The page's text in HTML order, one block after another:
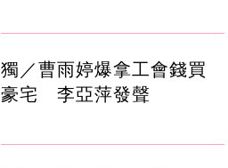
獨／曹雨婷爆拿工會錢買
豪宅 李亞萍發聲